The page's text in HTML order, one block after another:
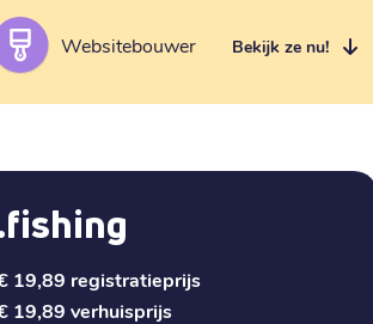
Websitebouwer Bekijk ze nu!
19,89 registratieprijs
19,89 verhuisprijs